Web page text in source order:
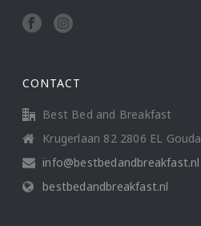
CONTACT
Best Bed and Breakfast
Krugerlaan 82 2806 EL Gouda
info@bestbedandbreakfast.nl
bestbedandbreakfast.nl